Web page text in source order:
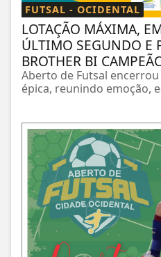
FUTSAL - OCIDENTAL
LOTAÇÃO MÁXIMA,
ÚLTIMO SEGUNDO E
BROTHER BI
Aberto de Futsal
épica, reunindo emoção,